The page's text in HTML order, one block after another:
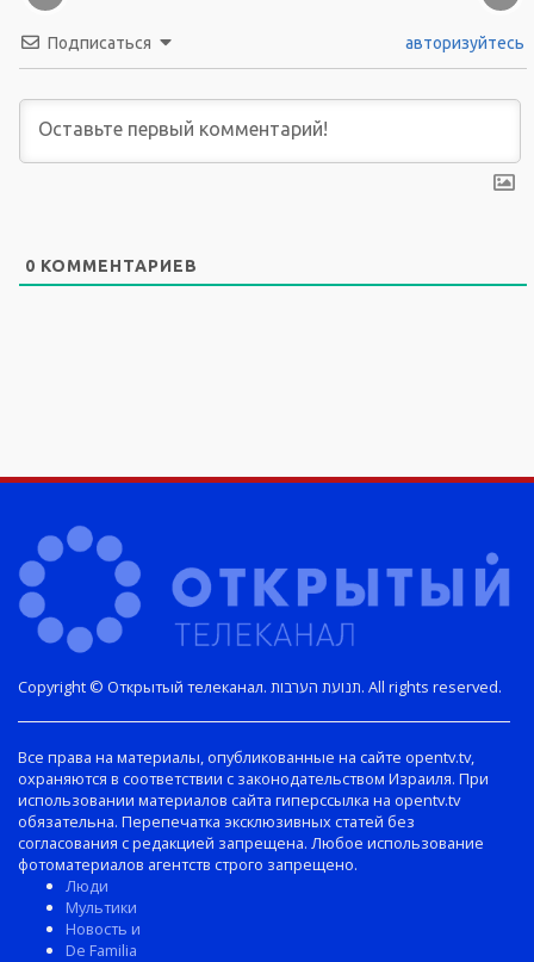
Подписаться авторизуйтесь
0 КОММЕНТАРИЕВ
Copyright © Открытый телеканал. תנועת הערבות. All rights reserved.
Все права на материалы, опубликованные на сайте opentv.tv,
охраняются в соответствии с законодательством Израиля. При
использовании материалов сайта гиперссылка на opentv.tv
обязательна. Перепечатка эксклюзивных статей без
согласования с редакцией запрещена. Любое использование
фотоматериалов агентств строго запрещено.
Люди
Мультики
Новость и
De Familia